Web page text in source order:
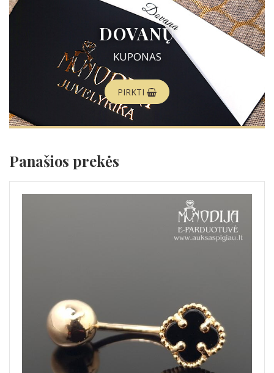
DOVANŲ
KUPONAS
PIRKTI
Panašios prekės